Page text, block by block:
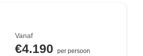
Vanaf
€4.190
per persoon